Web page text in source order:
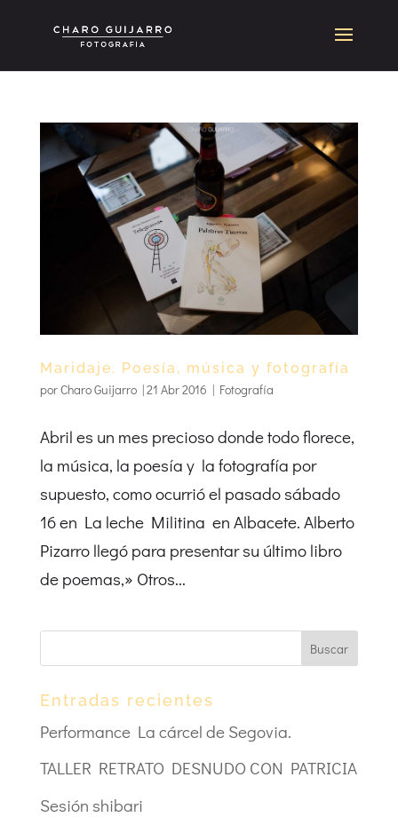
Maridaje. Poesía, música y fotografía
porCharo Guijarro|21 Abr 2016 | Fotografía
Abril es un mes precioso donde todo florece,
la música, la poesía y la fotografía por
supuesto, como ocurrió el pasado sábado
16 en La leche Militina en Albacete. Alberto
Pizarro llegó para presentar su último libro
de poemas,» Otros...
Entradas recientes
Performance La cárcel de Segovia.
TALLER RETRATO DESNUDO CON PATRICIA
Sesión shibari